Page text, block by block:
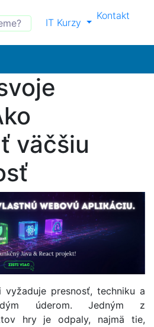
IT Kurzy
Kontakt
väčšiu
presnosť, techniku a
úderom. Jedným z
hry je odpaly, najmä tie,